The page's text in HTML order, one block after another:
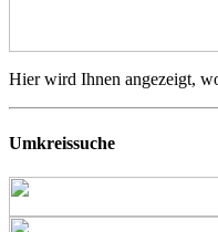
Hier wird Ihnen angezeigt,
Umkreissuche